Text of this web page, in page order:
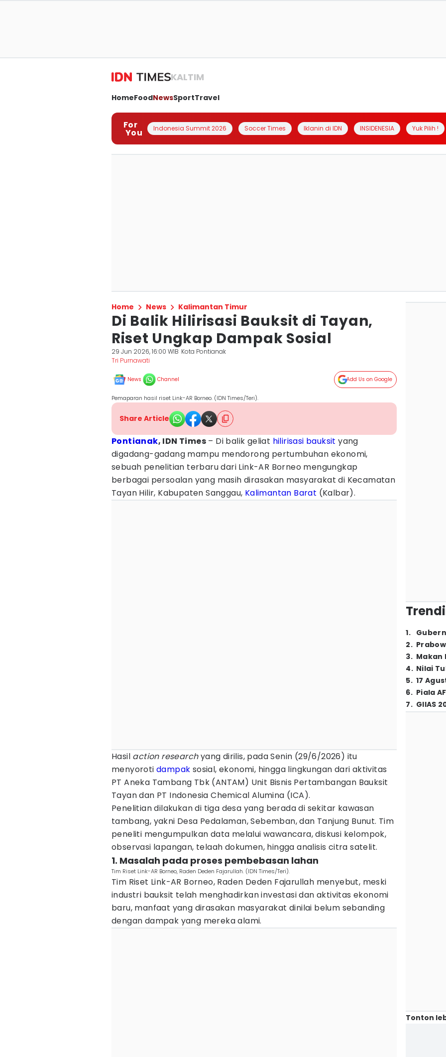
KALTIM
HomeFoodNewsSportTravel
For
You Indonesia Summit 2026 Soccer Times Iklanin di IDN INSIDENESIA Yuk Pilih !
Home News Kalimantan Timur
Di Balik Hilirisasi Bauksit di Tayan,
Riset Ungkap Dampak Sosial
29 Jun 2026, 16:00 WIB Kota Pontianak
Tri Purnawati
News Channel Add Us on Google
Pemaparan hasil riset Link-AR Borneo. (IDN Times/Teri).
Share Article
Pontianak, IDN Times – Di balik geliat hilirisasi bauksit yang
digadang-gadang mampu mendorong pertumbuhan ekonomi,
sebuah penelitian terbaru dari Link-AR Borneo mengungkap
berbagai persoalan yang masih dirasakan masyarakat di Kecamatan
Tayan Hilir, Kabupaten Sanggau, Kalimantan Barat (Kalbar).
Hasil action researchyang dirilis, pada Senin (29/6/2026) itu
menyorotidampak sosial, ekonomi, hingga lingkungan dari aktivitas
PT Aneka Tambang Tbk (ANTAM) Unit Bisnis Pertambangan Bauksit
Tayan dan PT Indonesia Chemical Alumina (ICA).
Penelitian dilakukan di tiga desa yang berada di sekitar kawasan
tambang, yakni Desa Pedalaman, Sebemban, dan Tanjung Bunut. Tim
peneliti mengumpulkan data melalui wawancara, diskusi kelompok,
observasi lapangan, telaah dokumen, hingga analisis citra satelit.
1. Masalah pada proses pembebasan lahan
Tim Riset Link-AR Borneo, Raden Deden Fajarullah. (IDN Times/Teri).
Tim Riset Link-AR Borneo, Raden Deden Fajarullah menyebut, meski
industri bauksit telah menghadirkan investasi dan aktivitas ekonomi
baru, manfaat yang dirasakan masyarakat dinilai belum sebanding
dengan dampak yang mereka alami.
1.
2.
3. Makan
4. Nilai
5. 17
6. Piala
7. GIIAS
Tonton